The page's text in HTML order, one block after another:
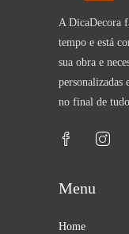
​A DicaDecora
tempo e está
sua obra e
personalizadas
no final de
Menu
Home